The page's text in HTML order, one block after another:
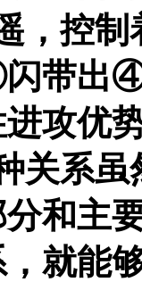
，控
带出④
攻优
关系
和主
就能